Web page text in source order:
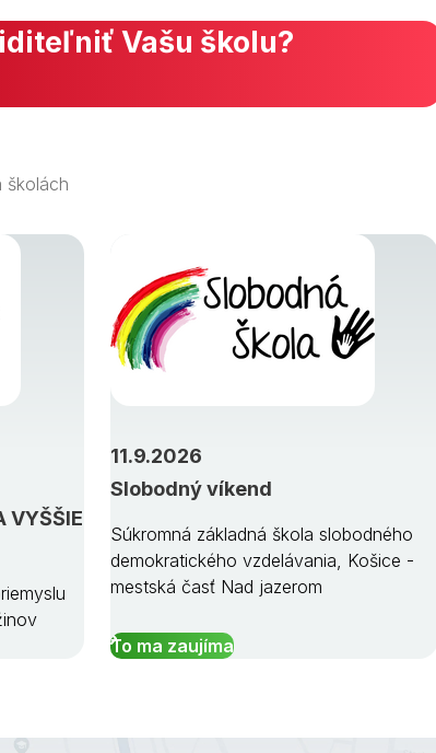
Vašu školu?
školách
VYŠŠIE
Slobodný víkend
11.9.2026
Súkromná základná škola slobodného
demokratického vzdelávania, Košice -
mestská časť Nad jazerom
To ma zaujíma